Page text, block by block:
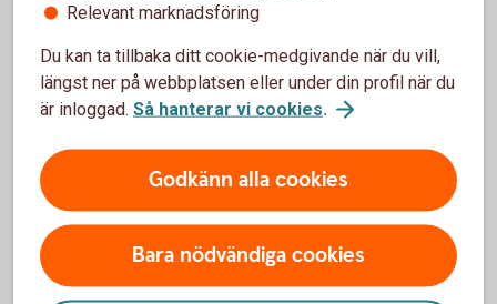
och delägare.
Cliff Design AB Olika befattningar: tf VD,
Försäljningschef
Energimannen AB Delägare och VD
Persson & Partners AB Ägare och VD
EasyServ Sweden AB grundare, delägare och VD.
Andra uppdrag
Styrelseledamot i de bolag jag är/varit verksam i
Relevant marknadsföring
Du kan ta tillbaka ditt cookie-medgivande när du vill,
längst ner på webbplatsen eller under din profil när du
är inloggad. Så hanterar vi cookies.
Godkänn alla cookies
Bara nödvändiga cookies